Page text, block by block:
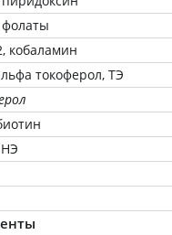
кобаламин
токоферол, ТЭ